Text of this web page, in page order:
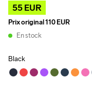
55 EUR
Prix original110 EUR
En stock
Black